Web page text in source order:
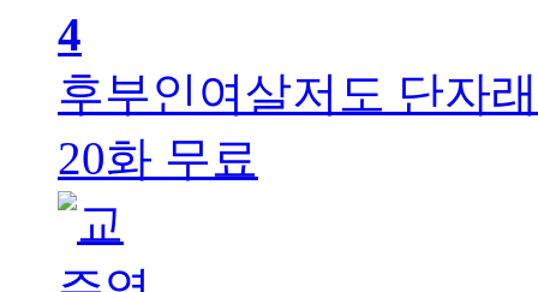
4
후부인여살저도 단자
20화 무료